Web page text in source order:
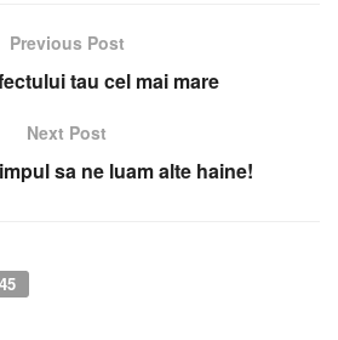
Previous Post
tau cel mai mare
Next Post
sa ne luam alte haine!
45